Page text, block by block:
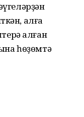
алға
алған
һөҙөмтә